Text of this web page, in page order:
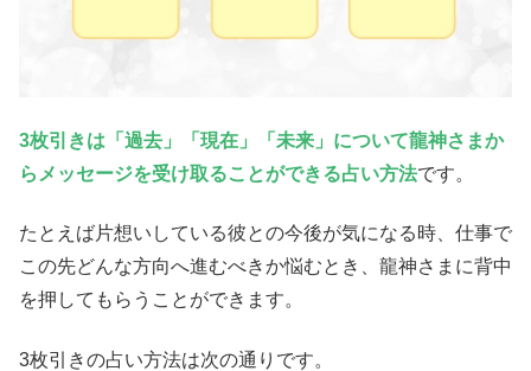
3枚引きは「過去」「現在」「未来」について龍神さまか
らメッセージを受け取ることができる占い方法です。
たとえば片想いしている彼との今後が気になる時、仕事で
この先どんな方向へ進むべきか悩むとき、龍神さまに背中
を押してもらうことができます。
3枚引きの占い方法は次の通りです。